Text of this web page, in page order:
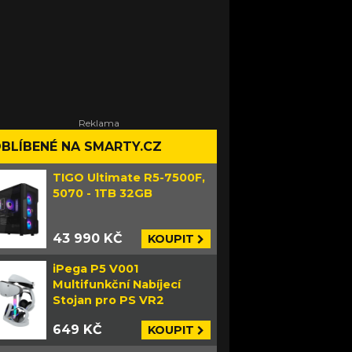
NA SMARTY.CZ
TIGO Ultimate R5-7500F,
5070 - 1TB 32GB
43 990 KČ KOUPIT
iPega P5 V001
Multifunkční Nabíjecí
Stojan pro PS VR2
649 KČ KOUPIT